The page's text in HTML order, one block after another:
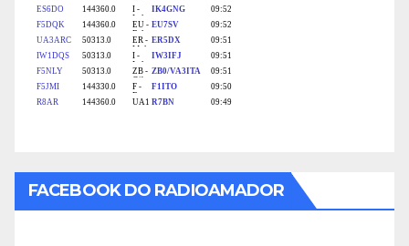
FACEBOOK DO RADIOAMADOR